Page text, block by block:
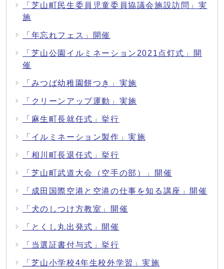
「芝山町民生委員児童委員協議会施設訪問」実
施
「年忘れフェス」開催
「芝山公園イルミネーション2021点灯式」開
催
「みつば幼稚園餅つき」実施
「クリーンアップ運動」実施
「麻生町長就任式」挙行
「イルミネーション製作」実施
「相川町長退任式」挙行
「芝山町武道大会（空手の部）」開催
「成田国際空港と空港の仕事を知る講座」開催
「犬のしつけ方教室」開催
「とくし丸出発式」開催
「当選証書付与式」挙行
「芝山小学校4年生校外学習」実施